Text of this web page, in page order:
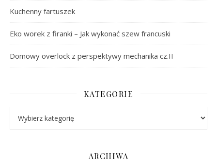
Kuchenny fartuszek
Eko worek z firanki – Jak wykonać szew francuski
Domowy overlock z perspektywy mechanika cz.II
KATEGORIE
ARCHIWA